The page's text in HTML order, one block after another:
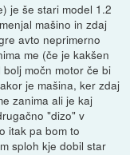
je še stari model 1.2
mašino in zdaj
avto neprimerno
me (če je kakšen
močn motor če bi
je mašina, ker zdaj
zanima ali je kaj
"dizo" v
itak pa bom to
sploh kje dobil star